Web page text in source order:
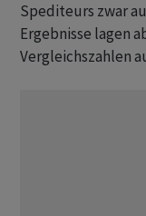
Spediteurs zwar
Ergebnisse lagen
Vergleichszahlen